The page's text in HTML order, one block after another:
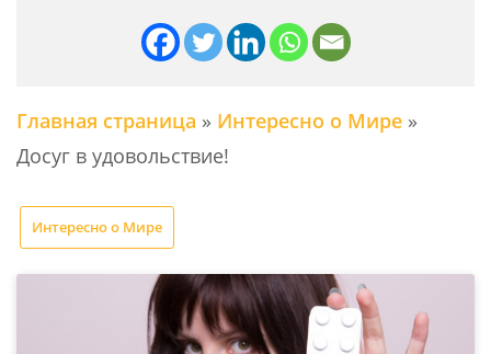
Главная страница » Интересно о Мире »
Досуг в удовольствие!
Интересно о Мире